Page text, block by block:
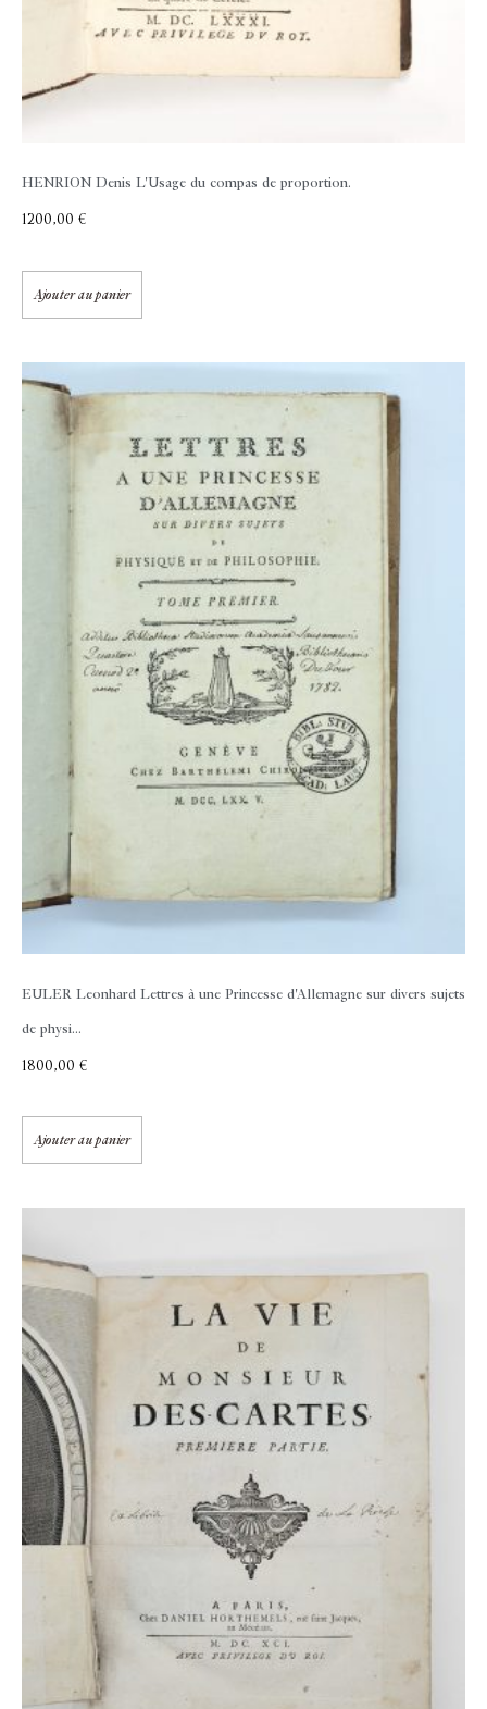
HENRION Denis L'Usage du compas de proportion.
1200,00 €
Ajouter au panier
EULER Leonhard Lettres à une Princesse d'Allemagne sur divers sujets
de physi...
1800,00 €
Ajouter au panier